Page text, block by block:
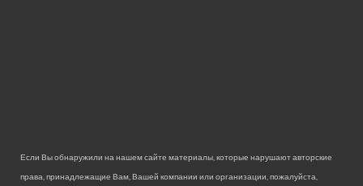
Если Вы обнаружили на нашем сайте материалы, которые нарушают авторские
права, принадлежащие Вам, Вашей компании или организации, пожалуйста,